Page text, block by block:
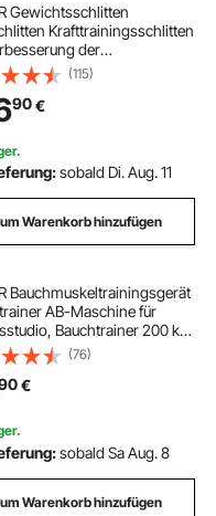
Gewichtsschlitten
Krafttrainingsschlitten
der
bei sportlichen
Fitnessgerät mit
Griff, für 25/51 mm
(115)
90€
sobald Di. Aug. 11
Warenkorb hinzufügen
Bauchmuskeltrainingsgerät
AB-Maschine für
Bauchtrainer 200 kg
Krafttraining,
verstellbares
Schwarz
(76)
€
sobald Sa Aug. 8
Warenkorb hinzufügen